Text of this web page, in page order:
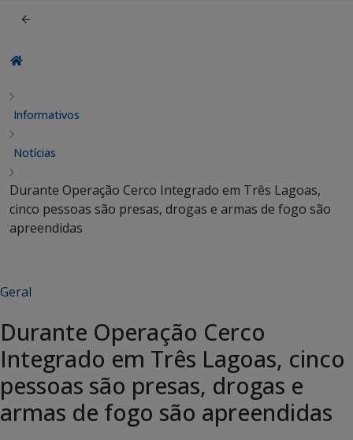
Informativos
Notícias
Durante Operação Cerco Integrado em Três Lagoas,
cinco pessoas são presas, drogas e armas de fogo são
apreendidas
Geral
Durante Operação Cerco
Integrado em Três Lagoas, cinco
pessoas são presas, drogas e
armas de fogo são apreendidas